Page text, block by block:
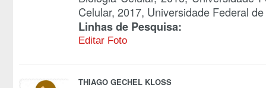
Celular, 2017, Universidade Federal
Linhas de Pesquisa:
Editar Foto
THIAGO GECHEL KLOSS